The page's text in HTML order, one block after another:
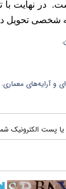
در نهایت
شخصی تحویل
و آرایه‌های معماری.
یا پست الکترونیک